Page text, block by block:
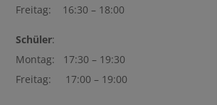
Freitag: 16:30 – 18:00
Schüler:
Montag: 17:30 – 19:30
Freitag: 17:00 – 19:00